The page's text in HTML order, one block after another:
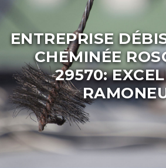
ENTREPRISE
CHEMINÉE
29570: